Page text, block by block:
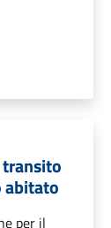
abitato
per il